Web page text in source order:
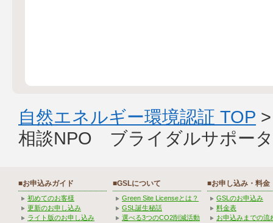
自然エネルギー環境認証 TOP
相談NPO ブライダルサポー
■お申込みガイド
初めてのお客様
更新のお申し込み
ライト版のお申し込み
■GSLについて
Green Site Licenseとは？
GSL誕生秘話
選べる3つのCO2削減活動
■お申し込み・料金
GSLのお申込み
料金表
お申込みまでの流